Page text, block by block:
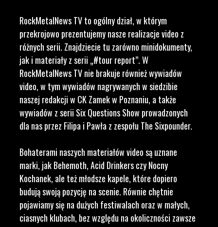
RockMetalNews TV to ogólny dział, w którym
przekrojowo prezentujemy nasze realizacje video z
różnych serii. Znajdziecie tu zarówno minidokumenty,
jak i materiały z serii „#tour report”. W
RockMetalNews TV nie brakuje również wywiadów
video, w tym wywiadów nagrywanych w siedzibie
naszej redakcji w CK Zamek w Poznaniu, a także
wywiadów z serii Six Questions Show prowadzonych
dla nas przez Filipa i Pawła z zespołu The Sixpounder.
Bohaterami naszych materiałów video są uznane
marki, jak Behemoth, Acid Drinkers czy Nocny
Kochanek, ale też młodsze kapele, które dopiero
budują swoją pozycję na scenie. Równie chętnie
pojawiamy się na dużych festiwalach oraz w małych,
ciasnych klubach, bez względu na okoliczności zawsze